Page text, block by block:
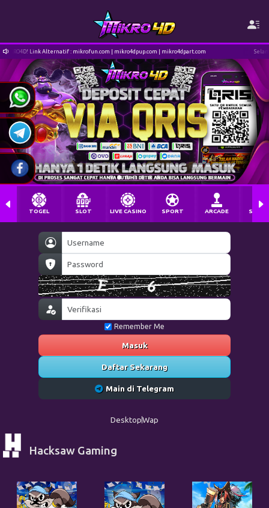
| mikro4dpup.com | mikro4dpart.com Selamat Datang di Situs MIKRO4D!
Remember Me
Masuk
Daftar Sekarang
Main di Telegram
TOGEL SLOT LIVE CASINO SPORT ARCADE
DesktopWap
Hacksaw Gaming